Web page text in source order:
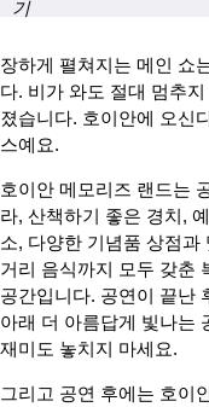
기
장하게 펼쳐지는 메인 쇼
다. 비가 와도 절대 멈추
졌습니다. 호이안에 오신
스예요.
호이안 메모리즈 랜드는
라, 산책하기 좋은 경치,
소, 다양한 기념품 상점과
거리 음식까지 모두 갖춘
공간입니다. 공연이 끝난
아래 더 아름답게 빛나는
재미도 놓치지 마세요.
그리고 공연 후에는 호이